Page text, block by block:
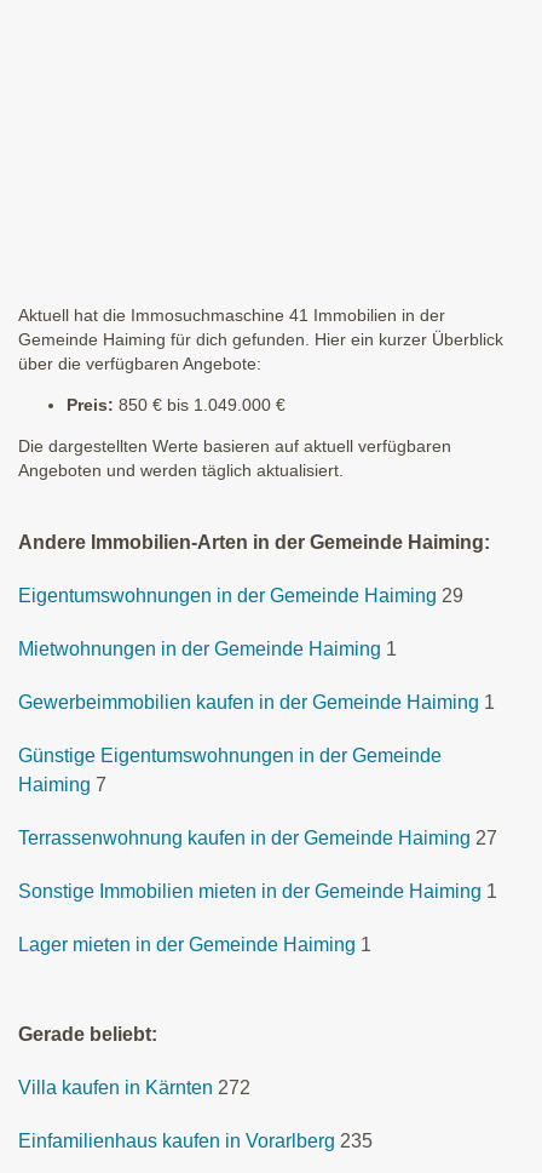
Aktuell hat die Immosuchmaschine 41 Immobilien in der
Gemeinde Haiming für dich gefunden. Hier ein kurzer Überblick
über die verfügbaren Angebote:
Preis: 850 € bis 1.049.000 €
Die dargestellten Werte basieren auf aktuell verfügbaren
Angeboten und werden täglich aktualisiert.
Andere Immobilien-Arten in der Gemeinde Haiming:
Eigentumswohnungen in der Gemeinde Haiming 29
Mietwohnungen in der Gemeinde Haiming 1
Gewerbeimmobilien kaufen in der Gemeinde Haiming 1
Günstige Eigentumswohnungen in der Gemeinde
Haiming 7
Terrassenwohnung kaufen in der Gemeinde Haiming 27
Sonstige Immobilien mieten in der Gemeinde Haiming 1
Lager mieten in der Gemeinde Haiming 1
Gerade beliebt:
Villa kaufen in Kärnten 272
Einfamilienhaus kaufen in Vorarlberg 235